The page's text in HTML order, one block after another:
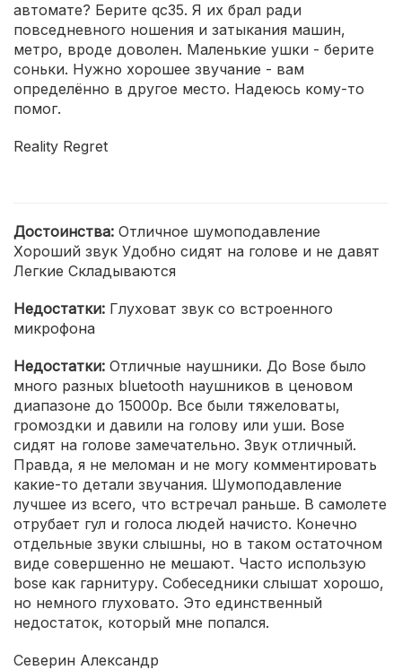
автомате? Берите qc35. Я их брал ради
повседневного ношения и затыкания машин,
метро, вроде доволен. Маленькие ушки - берите
соньки. Нужно хорошее звучание - вам
определённо в другое место. Надеюсь кому-то
помог.
Reality Regret
Достоинства: Отличное шумоподавление
Хороший звук Удобно сидят на голове и не давят
Легкие Складываются
Недостатки: Глуховат звук со встроенного
микрофона
Недостатки: Отличные наушники. До Bose было
много разных bluetooth наушников в ценовом
диапазоне до 15000р. Все были тяжеловаты,
громоздки и давили на голову или уши. Bose
сидят на голове замечательно. Звук отличный.
Правда, я не меломан и не могу комментировать
какие-то детали звучания. Шумоподавление
лучшее из всего, что встречал раньше. В самолете
отрубает гул и голоса людей начисто. Конечно
отдельные звуки слышны, но в таком остаточном
виде совершенно не мешают. Часто использую
bose как гарнитуру. Собеседники слышат хорошо,
но немного глуховато. Это единственный
недостаток, который мне попался.
Северин Александр